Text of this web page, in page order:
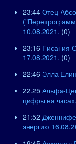
23:44 Отец-
10.08.2021. (0)
23:16 Писания
17.08.2021. (0)
22:46 Элла
22:25 Альфа-
цифры на
21:52
энергию